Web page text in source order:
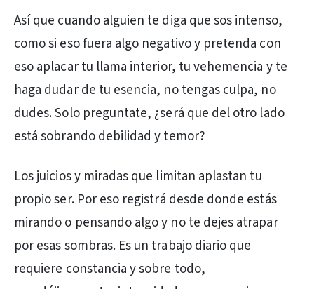
Así que cuando alguien te diga que sos intenso,
como si eso fuera algo negativo y pretenda con
eso aplacar tu llama interior, tu vehemencia y te
haga dudar de tu esencia, no tengas culpa, no
dudes. Solo preguntate, ¿será que del otro lado
está sobrando debilidad y temor?
Los juicios y miradas que limitan aplastan tu
propio ser. Por eso registrá desde donde estás
mirando o pensando algo y no te dejes atrapar
por esas sombras. Es un trabajo diario que
requiere constancia y sobre todo,